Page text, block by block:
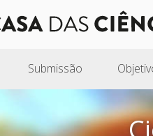
Submissão